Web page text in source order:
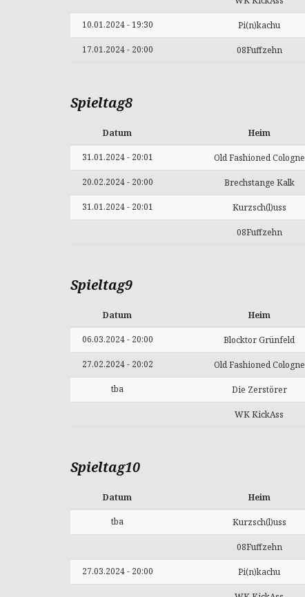
10.01.2024 - 19:30 Pi(n)kachu
17.01.2024 - 20:00 08Fuffzehn
Spieltag8
Datum Heim
31.01.2024 - 20:01 Old Fashioned Cologne
20.02.2024 - 20:00 Brechstange Kalk
31.01.2024 - 20:01 Kurzsch(l)uss
08Fuffzehn
Spieltag9
Datum Heim
06.03.2024 - 20:00 Blocktor Grünfeld
27.02.2024 - 20:02 Old Fashioned Cologne
tba Die Zerstörer
WK KickAss
Spieltag10
Datum Heim
tba Kurzsch(l)uss
08Fuffzehn
27.03.2024 - 20:00 Pi(n)kachu